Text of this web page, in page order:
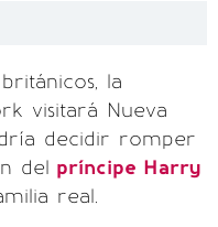
la
visitará Nueva
decidir romper
del príncipe Harry
real.